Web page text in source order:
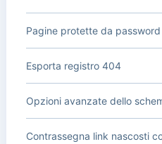
Pagine protette da
Esporta registro 404
Opzioni avanzate dello
Contrassegna link nascosti